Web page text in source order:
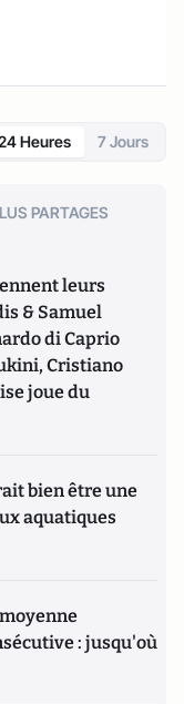
Heures 7 Jours
PARTAGES
leurs
& Samuel
di Caprio
Cristiano
joue du
bien être une
aquatiques
: jusqu'où